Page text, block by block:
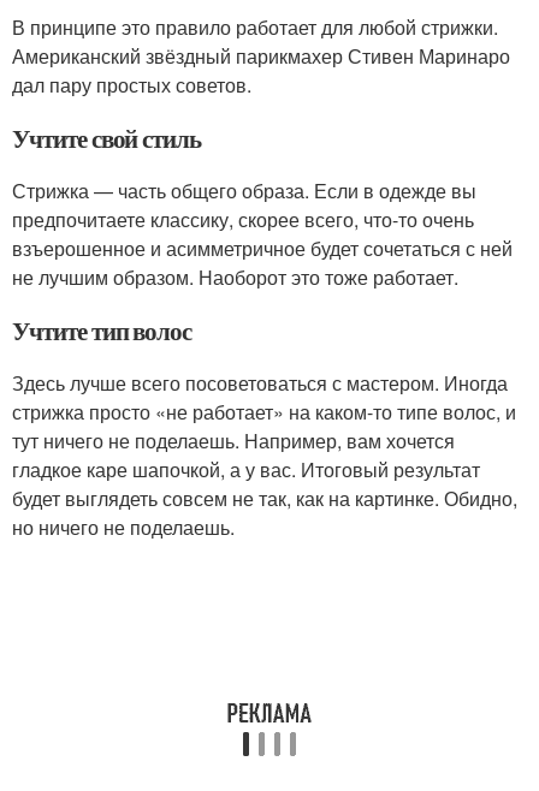
В принципе это правило работает для любой стрижки.
Американский звёздный парикмахер Стивен Маринаро
дал пару простых советов.
Учтите свой стиль
Стрижка — часть общего образа. Если в одежде вы
предпочитаете классику, скорее всего, что-то очень
взъерошенное и асимметричное будет сочетаться с ней
не лучшим образом. Наоборот это тоже работает.
Учтите тип волос
Здесь лучше всего посоветоваться с мастером. Иногда
стрижка просто «не работает» на каком-то типе волос, и
тут ничего не поделаешь. Например, вам хочется
гладкое каре шапочкой, а у вас. Итоговый результат
будет выглядеть совсем не так, как на картинке. Обидно,
но ничего не поделаешь.